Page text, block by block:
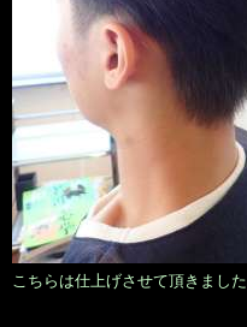
こちらは仕上げさせて頂きました